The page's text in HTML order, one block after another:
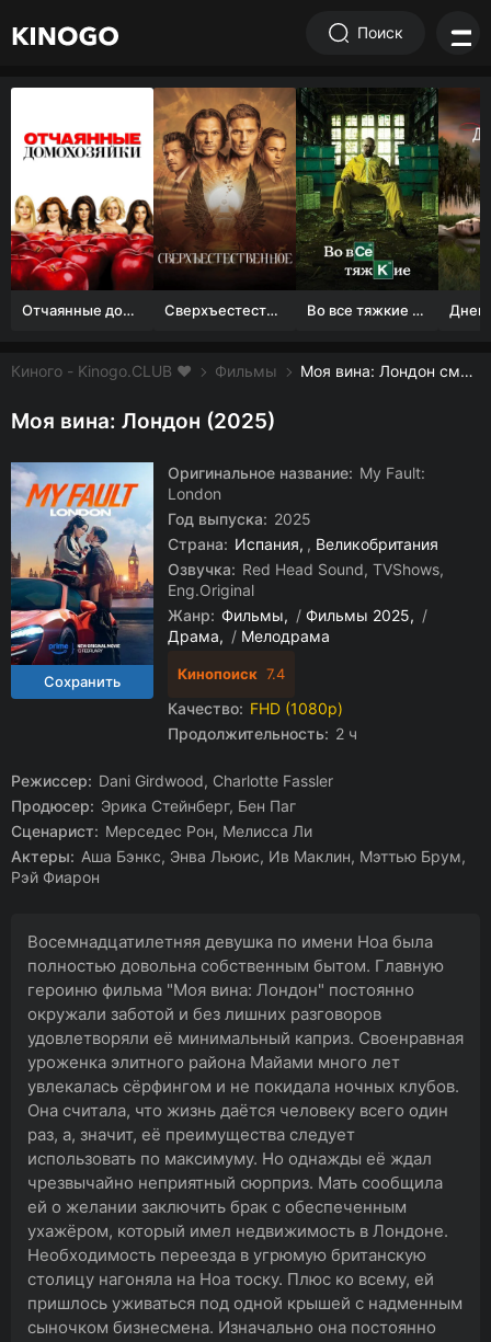
Поиск
Отчаянные домохозяйки (1 сезон) Сверхъестественное Во все тяжкие 1-5 сезон
Киного - Kinogo.CLUB ❤️ Фильмы Моя вина: Лондон смотреть онлайн бесплатно
Моя вина: Лондон (2025)
Оригинальное название: My Fault:
London
Год выпуска: 2025
Страна: Испания , Великобритания
Озвучка: Red Head Sound, TVShows,
Eng.Original
Жанр: Фильмы / Фильмы 2025
/
Драма
/ Мелодрама
Кинопоиск 7.4
Качество: FHD (1080p)
Продолжительность: 2 ч
Режиссер: Dani Girdwood, Charlotte Fassler
Продюсер: Эрика Стейнберг, Бен Паг
Сценарист: Мерседес Рон, Мелисса Ли
Актеры: Аша Бэнкс, Энва Льюис, Ив Маклин, Мэттью Брум,
Рэй Фиарон
Восемнадцатилетняя девушка по имени Ноа была
полностью довольна собственным бытом. Главную
героиню фильма "Моя вина: Лондон" постоянно
окружали заботой и без лишних разговоров
удовлетворяли её минимальный каприз. Своенравная
уроженка элитного района Майами много лет
увлекалась сёрфингом и не покидала ночных клубов.
Она считала, что жизнь даётся человеку всего один
раз, а, значит, её преимущества следует
использовать по максимуму. Но однажды её ждал
чрезвычайно неприятный сюрприз. Мать сообщила
ей о желании заключить брак с обеспеченным
ухажёром, который имел недвижимость в Лондоне.
Необходимость переезда в угрюмую британскую
столицу нагоняла на Ноа тоску. Плюс ко всему, ей
пришлось уживаться под одной крышей с надменным
сыночком бизнесмена. Изначально она постоянно